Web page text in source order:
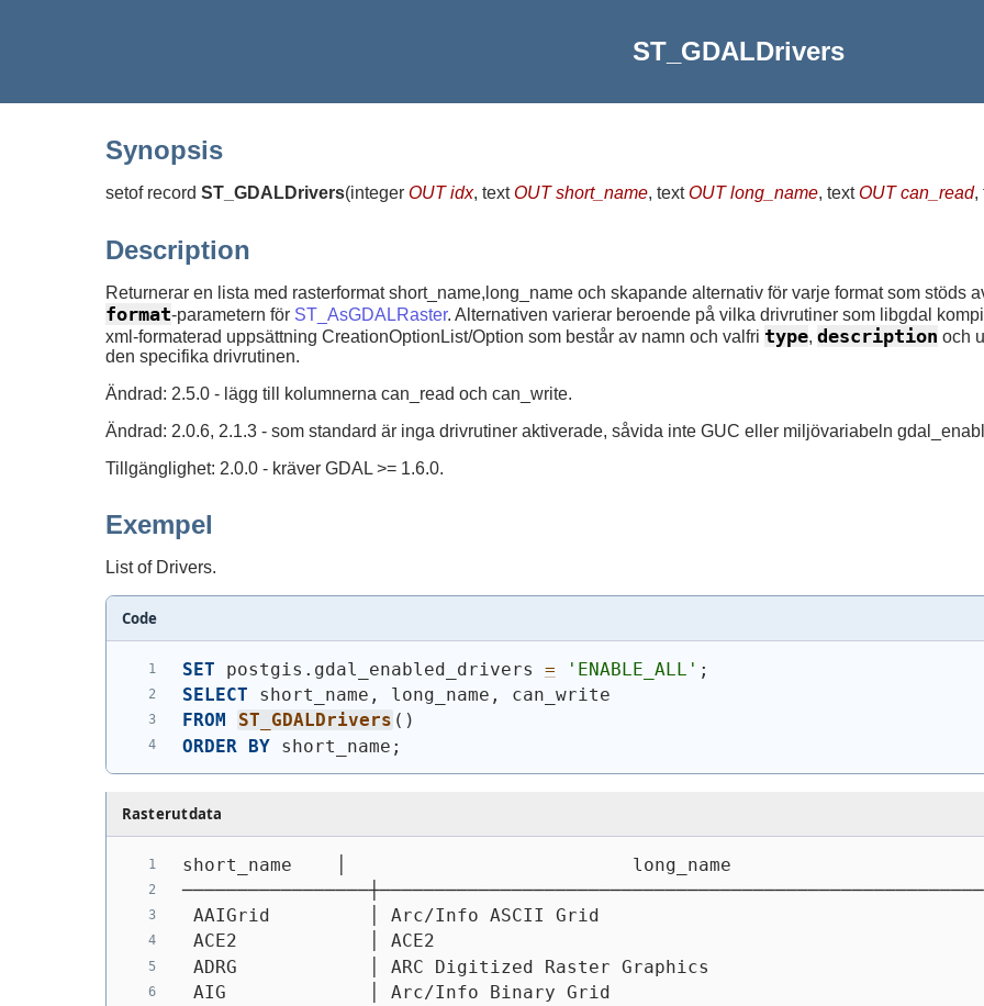
ST_GDALDrivers
Synopsis
setof record ST_GDALDrivers(integer OUT idx, textOUT short_name, textOUT long_name, textOUT can_read,
Description
Returnerar en lista med rasterformat short_name,long_name och skapande alternativ för varje format som stöds
format-parametern för ST_AsGDALRaster. Alternativen varierar beroende på vilka drivrutiner som libgdal
xml-formaterad uppsättning CreationOptionList/Option som består av namn och valfri type, description och
den specifika drivrutinen.
Ändrad: 2.5.0 - lägg till kolumnerna can_read och can_write.
Ändrad: 2.0.6, 2.1.3 - som standard är inga drivrutiner aktiverade, såvida inte GUC eller miljövariabeln
Tillgänglighet: 2.0.0 - kräver GDAL >= 1.6.0.
Exempel
List of Drivers.
Code
SET postgis.gdal_enabled_drivers = 'ENABLE_ALL' ;
SELECT short_name, long_name, can_write
FROM
ST_GDALDrivers ( )
ORDER
BY short_name;
Rasterutdata
short_name    │                          long_name
AAIGrid         │ Arc/Info ASCII Grid
ACE2            │ ACE2
ADRG            │ ARC Digitized Raster Graphics
AIG             │ Arc/Info Binary Grid